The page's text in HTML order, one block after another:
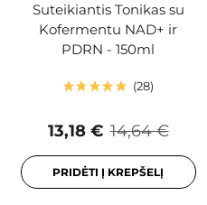
Suteikiantis Tonikas su
Kofermentu NAD+ ir
PDRN - 150ml
28
14,64 €
13,18 €
PRIDĖTI Į KREPŠELĮ